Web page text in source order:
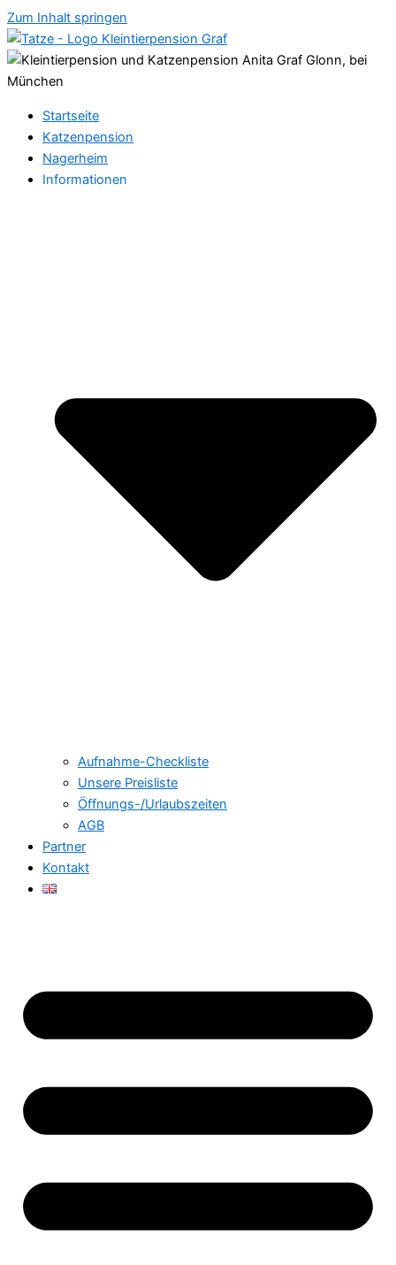
Zum Inhalt springen
Startseite
Katzenpension
Nagerheim
Informationen
Aufnahme-Checkliste
Unsere Preisliste
Öffnungs-/Urlaubszeiten
AGB
Partner
Kontakt